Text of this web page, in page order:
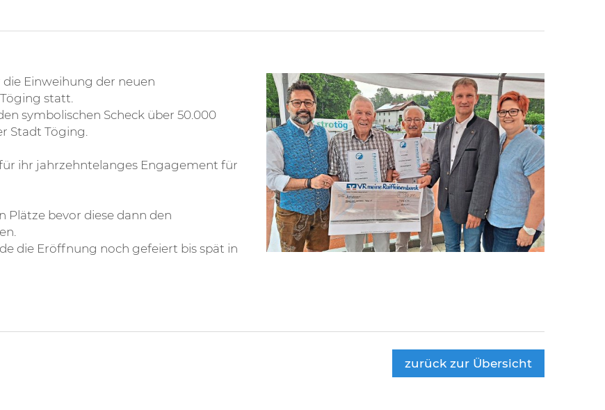
die Einweihung der neuen
statt.
symbolischen Scheck über 50.000
Stadt Töging.
ihr jahrzehntelanges Engagement für
Plätze bevor diese dann den
die Eröffnung noch gefeiert bis spät in
zurück zur Übersicht